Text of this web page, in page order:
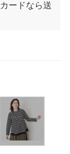
ードなら送